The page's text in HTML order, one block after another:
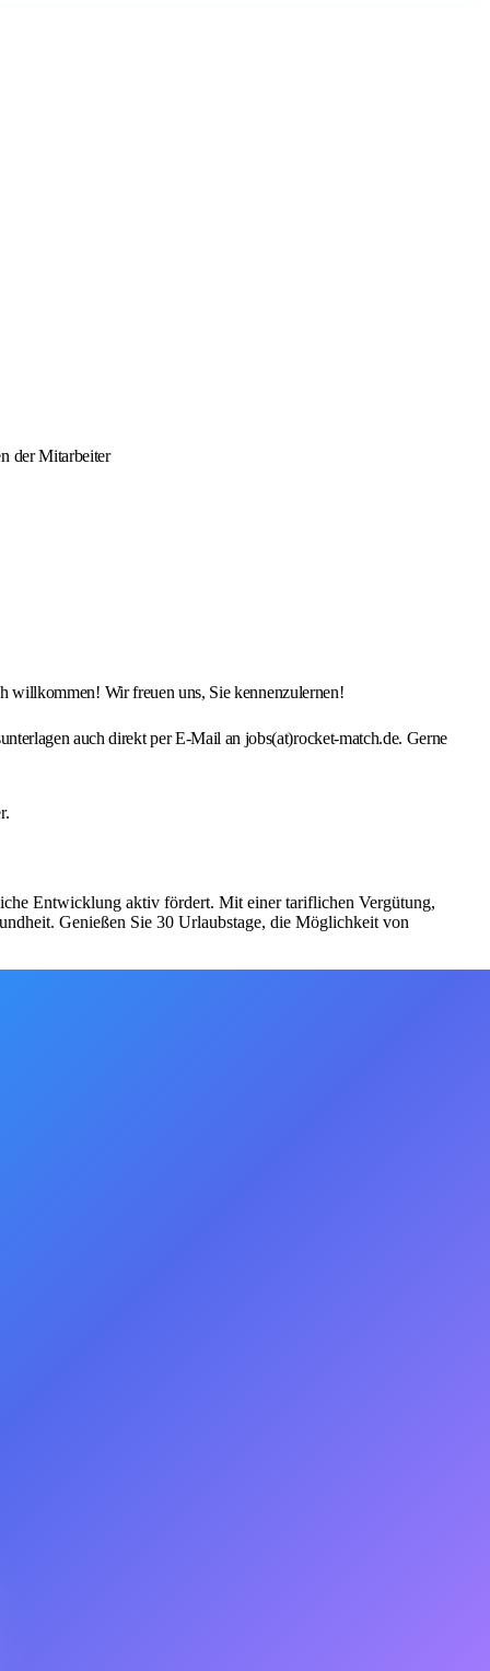
der Mitarbeiter
willkommen! Wir freuen uns, Sie kennenzulernen!
auch direkt per E-Mail an jobs(at)rocket-match.de. Gerne
Entwicklung aktiv fördert. Mit einer tariflichen Vergütung,
Genießen Sie 30 Urlaubstage, die Möglichkeit von